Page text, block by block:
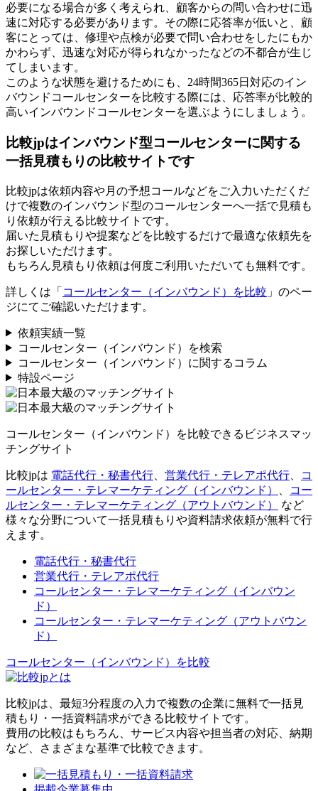
必要になる場合が多く考えられ、顧客からの問い合わせに迅
速に対応する必要があります。その際に応答率が低いと、顧
客にとっては、修理や点検が必要で問い合わせをしたにもか
かわらず、迅速な対応が得られなかったなどの不都合が生じ
てしまいます。
このような状態を避けるためにも、24時間365日対応のイン
バウンドコールセンターを比較する際には、応答率が比較的
高いインバウンドコールセンターを選ぶようにしましょう。
比較jpはインバウンド型コールセンターに関する
一括見積もりの比較サイトです
比較jpは依頼内容や月の予想コールなどをご入力いただくだ
けで複数のインバウンド型のコールセンターへ一括で見積も
り依頼が行える比較サイトです。
届いた見積もりや提案などを比較するだけで最適な依頼先を
お探しいただけます。
もちろん見積もり依頼は何度ご利用いただいても無料です。
詳しくは「 コールセンター（インバウンド）を比較 」のペー
ジにてご確認いただけます。
依頼実績一覧
コールセンター（インバウンド）を検索
コールセンター（インバウンド）に関するコラム
特設ページ
コールセンター（インバウンド）を比較できるビジネスマッ
チングサイト
比較jpは 電話代行・秘書代行 営業代行・テレアポ代行
コ
ールセンター・テレマーケティング（インバウンド）
コー
ルセンター・テレマーケティング（アウトバウンド）
など
様々な分野について一括見積もりや資料請求依頼が無料で行
えます。
電話代行・秘書代行
営業代行・テレアポ代行
コールセンター・テレマーケティング（インバウン
ド）
コールセンター・テレマーケティング（アウトバウン
ド）
コールセンター（インバウンド）を比較
比較jpは、 最短3分程度の入力で複数の企業に無料で一括見
積もり・一括資料請求ができる比較サイトです。
費用の比較はもちろん、サービス内容や担当者の対応、納期
など、さまざまな基準で比較できます。